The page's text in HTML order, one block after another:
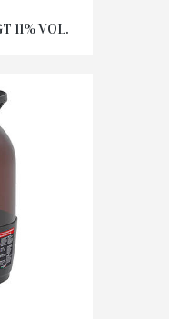
11% VOL.